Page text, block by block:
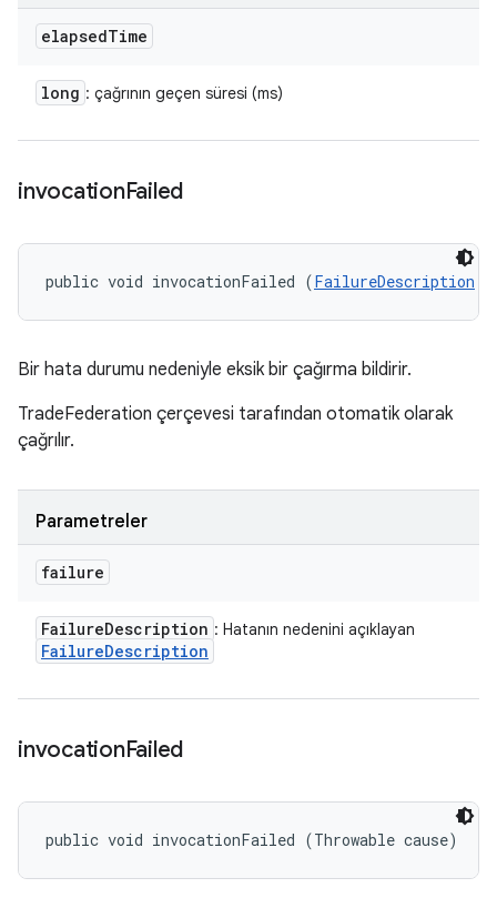
elapsedTime
long : çağrının geçen süresi (ms)
invocationFailed
public void invocationFailed (FailureDescription
Bir hata durumu nedeniyle eksik bir çağırma bildirir.
TradeFederation çerçevesi tarafından otomatik olarak
çağrılır.
Parametreler
failure
FailureDescription : Hatanın nedenini açıklayan
FailureDescription
invocationFailed
public void invocationFailed (Throwable cause)